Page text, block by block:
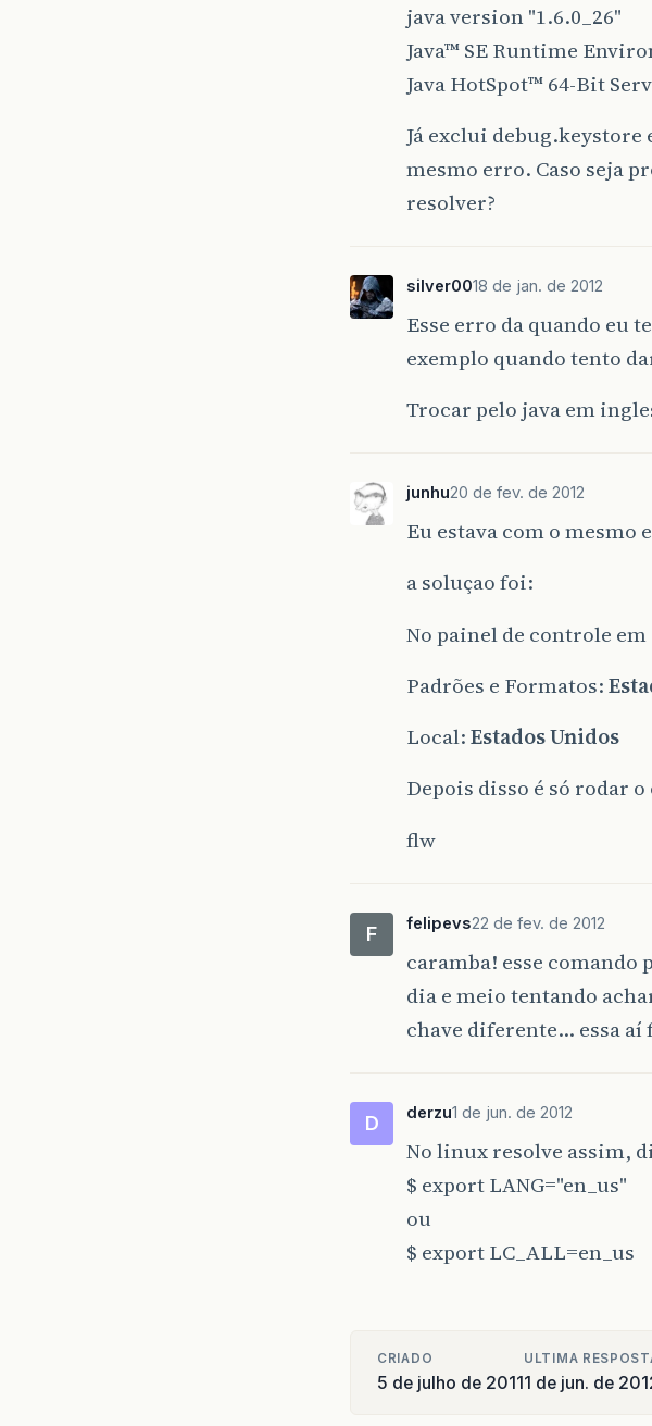
java version "1.6.0_26"
Java™ SE Runtime
Java HotSpot™ 64-Bit
Já exclui debug.keystore
mesmo erro. Caso seja
resolver?
silver0018 de jan. de 2012
Esse erro da quando eu
exemplo quando tento
Trocar pelo java em
junhu20 de fev. de 2012
Eu estava com o mesmo
a soluçao foi:
No painel de controle em
Padrões e Formatos:
Local:Estados Unidos
Depois disso é só rodar
flw
F felipevs22 de fev. de 2012
caramba! esse comando
dia e meio tentando
chave diferente… essa
D derzu1 de jun. de 2012
No linux resolve assim,
$ export LANG="en_us"
ou
$ export LC_ALL=en_us
CRIADO
5 de julho de 2011
ULTIMA
1 de jun. de